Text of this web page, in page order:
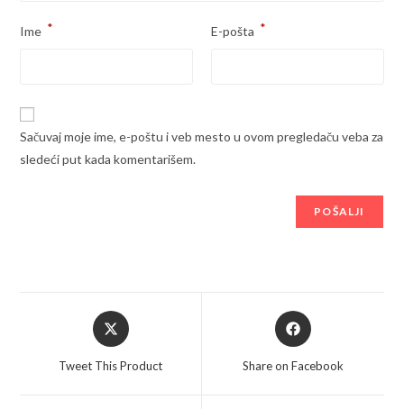
Ime * E-pošta *
Sačuvaj moje ime, e-poštu i veb mesto u ovom pregledaču veba za
sledeći put kada komentarišem.
Opens
in
Tweet This Product
Opens
in
Share on Facebook